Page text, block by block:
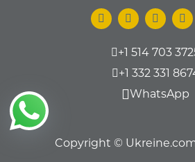
+1 514 703
+1 332 331
WhatsApp
Copyright ©